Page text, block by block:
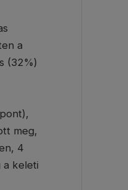
a
(32%)
meg,
4
a keleti